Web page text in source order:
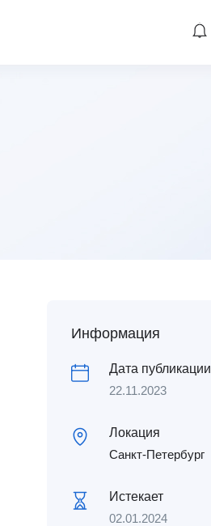
Информация
Дата публикации
22.11.2023
Локация
Санкт-Петербург
Истекает
02.01.2024